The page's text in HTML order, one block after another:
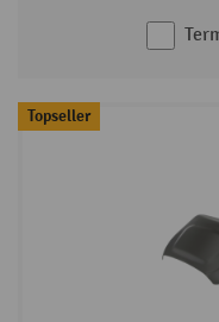
Topseller